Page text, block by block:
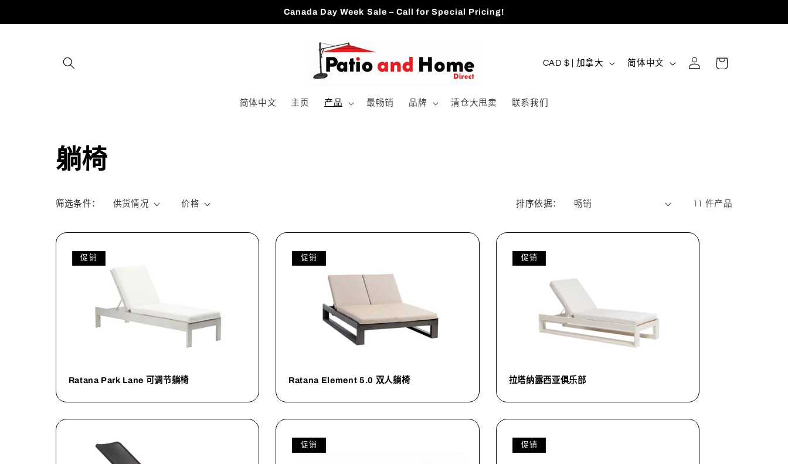
Canada Day Week Sale – Call for Special Pricing!
简体中文 主页 产品 最畅销 品牌 清仓大甩卖 联系我们
国
/
CAD $ | 加拿大
语
简体中文
登
录
物
收
藏
:
躺椅
筛选条件： 供货情况 价格 排序依据： 11 件产品
促销
Ratana Park Lane 可调节躺椅
促销
Ratana Element 5.0 双人躺椅
促销
拉塔纳露西亚俱乐部
促销 促销